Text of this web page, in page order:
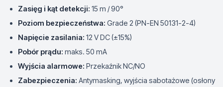
Zasięg i kąt detekcji: 15 m / 90°
Poziom bezpieczeństwa: Grade 2 (PN-EN 50131-2-4)
Napięcie zasilania: 12 V DC (±15%)
Pobór prądu: maks. 50 mA
Wyjścia alarmowe: Przekaźnik NC/NO
Zabezpieczenia: Antymasking, wyjścia sabotażowe (osłony